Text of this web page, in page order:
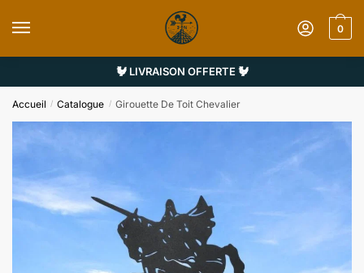
0
🐓 LIVRAISON OFFERTE 🐓
Accueil / Catalogue / Girouette De Toit Chevalier